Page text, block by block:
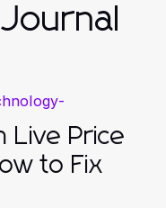
-
Live Price
to Fix